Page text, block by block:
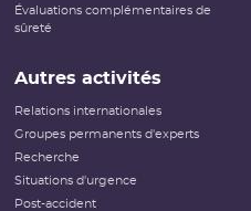
Évaluations complémentaires de
sûreté
Autres activités
Relations internationales
Groupes permanents d'experts
Recherche
Situations d'urgence
Post-accident